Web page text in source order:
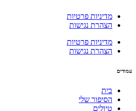
מדיניות פרטיות
הצהרת נגישות
מדיניות פרטיות
הצהרת נגישות
עמודים
בית
הסיפור שלי
טיולים